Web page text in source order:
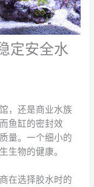
定安全水
，还是商业水族
鱼缸的密封效
量。一个细小的
生物的健康。
在选择胶水时的